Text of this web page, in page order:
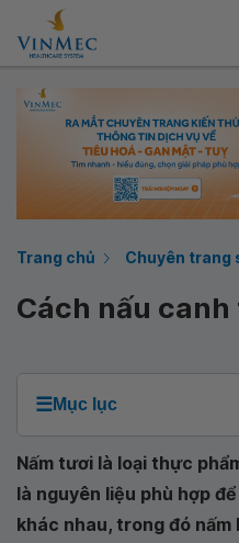
Trang chủ Chuyên trang
Cách nấu
☰Mục lục
Nấm tươi là loại thực
là nguyên liệu phù hợp
khác nhau, trong đó nấm